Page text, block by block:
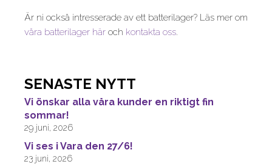
Är ni också intresserade av ett batterilager? Läs mer om
våra batterilager här och kontakta oss.
SENASTE NYTT
Vi önskar alla våra kunder en riktigt fin
sommar!
29 juni, 2026
Vi ses i Vara den 27/6!
23 juni, 2026